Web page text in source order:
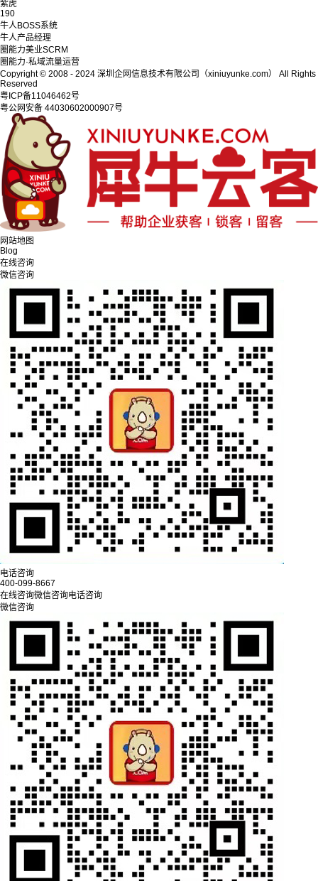
紫虎
190
牛人BOSS系统
牛人产品经理
圈能力美业SCRM
圈能力·私域流量运营
Copyright © 2008 - 2024 深圳企网信息技术有限公司（xiniuyunke.com） All Rights
Reserved
粤ICP备11046462号
粤公网安备 44030602000907号
网站地图
Blog
在线咨询
微信咨询
电话咨询
400-099-8667
在线咨询微信咨询电话咨询
微信咨询